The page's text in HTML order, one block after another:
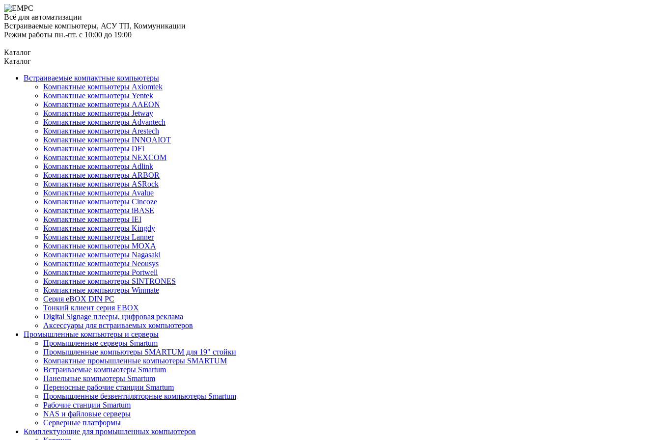
Всё для автоматизации
Встраиваемые компьютеры, АСУ ТП, Коммуникации
Режим работы пн.-пт. с 10:00 до 19:00
Каталог
Каталог
Встраиваемые компактные компьютеры
Компактные компьютеры Axiomtek
Компактные компьютеры Yentek
Компактные компьютеры AAEON
Компактные компьютеры Jetway
Компактные компьютеры Advantech
Компактные компьютеры Arestech
Компактные компьютеры INNOAIOT
Компактные компьютеры DFI
Компактные компьютеры NEXCOM
Компактные компьютеры Adlink
Компактные компьютеры ARBOR
Компактные компьютеры ASRock
Компактные компьютеры Avalue
Компактные компьютеры Cincoze
Компактные компьютеры iBASE
Компактные компьютеры IEI
Компактные компьютеры Kingdy
Компактные компьютеры Lanner
Компактные компьютеры MOXA
Компактные компьютеры Nagasaki
Компактные компьютеры Neousys
Компактные компьютеры Portwell
Компактные компьютеры SINTRONES
Компактные компьютеры Winmate
Серия eBOX DIN PC
Тонкий клиент серия EBOX
Digital Signage плееры, цифровая реклама
Аксессуары для встраиваемых компьютеров
Промышленные компьютеры и серверы
Промышленные серверы Smartum
Промышленные компьютеры SMARTUM для 19" стойки
Компактные промышленные компьютеры SMARTUM
Встраиваемые компьютеры Smartum
Панельные компьютеры Smartum
Переносные рабочие станции Smartum
Промышленные безвентиляторные компьютеры Smartum
Рабочие станции Smartum
NAS и файловые серверы
Серверные платформы
Комплектующие для промышленных компьютеров